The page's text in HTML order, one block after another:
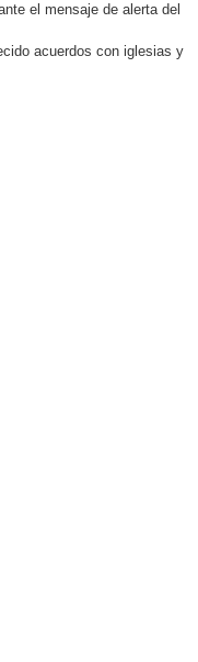
el mensaje de alerta del
acuerdos con iglesias y